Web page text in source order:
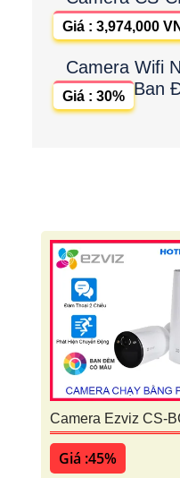
Giá : 3,974,000
Camera Wifi
Ban
Giá : 30%
Camera Ezviz CS-
Giá :45%